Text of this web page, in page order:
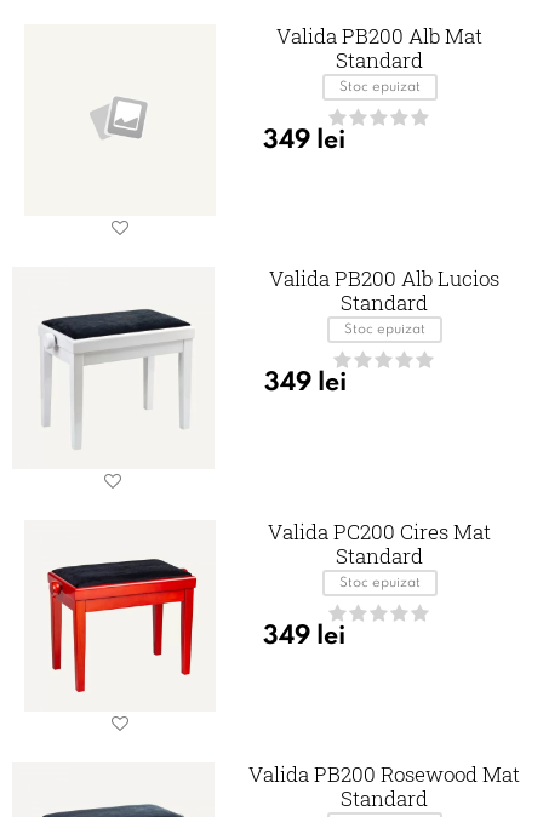
Valida PB200 Alb Mat
Standard
Stoc epuizat
349 lei
Valida PB200 Alb Lucios
Standard
Stoc epuizat
349 lei
Valida PC200 Cires Mat
Standard
Stoc epuizat
349 lei
Valida PB200 Rosewood Mat
Standard